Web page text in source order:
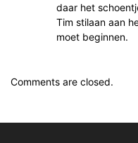
daar het
Tim stilaan aan
moet beginnen.
Comments are closed.